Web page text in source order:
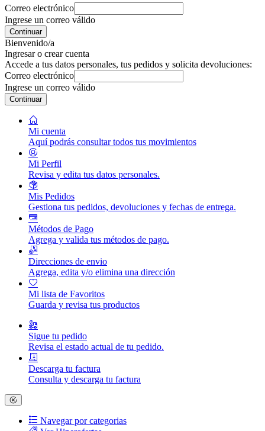
Correo electrónico
Ingrese un correo válido
Continuar
Bienvenido/a
Ingresar o crear cuenta
Accede a tus datos personales, tus pedidos y solicita devoluciones:
Correo electrónico
Ingrese un correo válido
Continuar
Mi cuenta
Aquí podrás consultar todos tus movimientos
Mi Perfil
Revisa y edita tus datos personales.
Mis Pedidos
Gestiona tus pedidos, devoluciones y fechas de entrega.
Métodos de Pago
Agrega y valida tus métodos de pago.
Direcciones de envio
Agrega, edita y/o elimina una dirección
Mi lista de Favoritos
Guarda y revisa tus productos
Sigue tu pedido
Revisa el estado actual de tu pedido.
Descarga tu factura
Consulta y descarga tu factura
Navegar por categorias